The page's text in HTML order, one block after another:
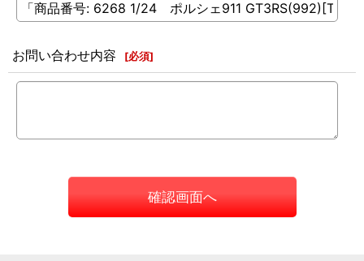
お問い合わせ内容 [必須]
確認画面へ